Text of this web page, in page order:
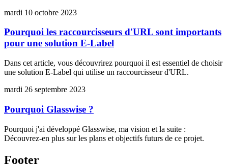
mardi 10 octobre 2023
Pourquoi les raccourcisseurs d'URL sont importants
pour une solution E-Label
Dans cet article, vous découvrirez pourquoi il est essentiel de choisir
une solution E-Label qui utilise un raccourcisseur d'URL.
mardi 26 septembre 2023
Pourquoi Glasswise ?
Pourquoi j'ai développé Glasswise, ma vision et la suite :
Découvrez-en plus sur les plans et objectifs futurs de ce projet.
Footer